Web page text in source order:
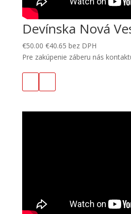
Devínska Nová
€50.00 €40.65 bez DPH
Pre zakúpenie záberu nás